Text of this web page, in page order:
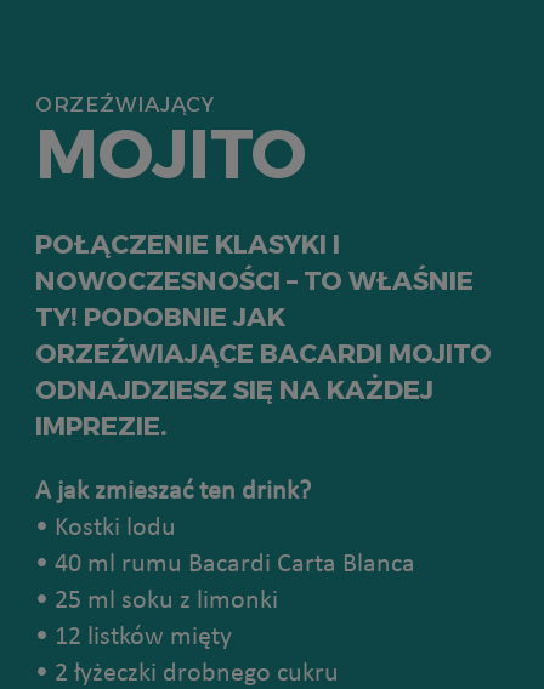
ORZEŹWIAJĄCY
MOJITO
POŁĄCZENIE KLASYKI I
NOWOCZESNOŚCI – TO WŁAŚNIE
TY! PODOBNIE JAK
ORZEŹWIAJĄCE BACARDI MOJITO
ODNAJDZIESZ SIĘ NA KAŻDEJ
IMPREZIE.
A jak zmieszać ten drink?
• Kostki lodu
• 40 ml rumu Bacardi Carta Blanca
• 25 ml soku z limonki
• 12 listków mięty
• 2 łyżeczki drobnego cukru